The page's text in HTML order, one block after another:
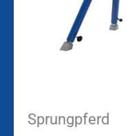
Sprungpferd